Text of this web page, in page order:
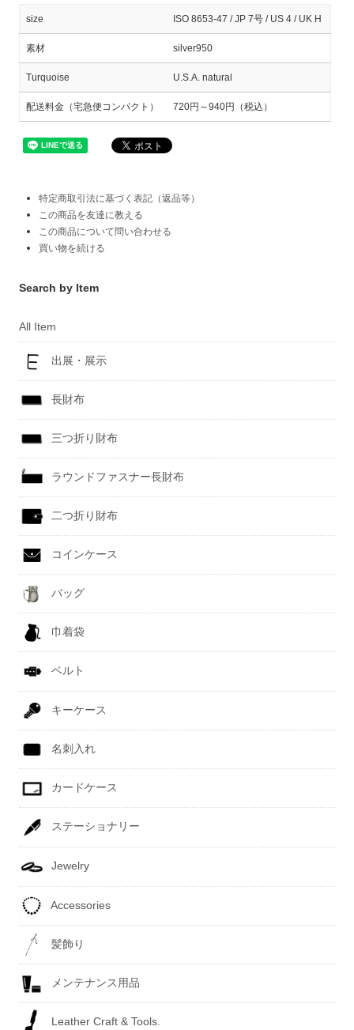
size ISO 8653-47 / JP 7号 / US 4 / UK H
素材 silver950
Turquoise U.S.A. natural
配送料金（宅急便コンパクト） 720円～940円（税込）
特定商取引法に基づく表記（返品等）
この商品を友達に教える
この商品について問い合わせる
買い物を続ける
Search by Item
All Item
出展・展示
長財布
三つ折り財布
ラウンドファスナー長財布
二つ折り財布
コインケース
バッグ
巾着袋
ベルト
キーケース
名刺入れ
カードケース
ステーショナリー
Jewelry
Accessories
髪飾り
メンテナンス用品
Leather Craft & Tools.